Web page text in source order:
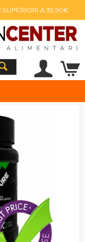
A 39,90€